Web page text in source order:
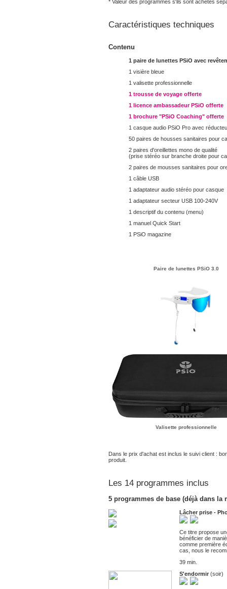
* Valeur des programmes s'ils sont achetés
Caractéristiques techniques
Contenu
1 paire de lunettes PSiO avec
1 visière bleue
1 valisette professionnelle
1 trousse de voyage offerte
1 licence ambassadeur PSiO offerte
1 brochure "PSiO Coaching" offerte
1 casque audio PSiO Pro avec
50 paires de housses sanitaires pour
2 paires d'oreillettes mono de qualité
(prise stéréo sur branche droite pour
2 paires de mousses sanitaires pour
1 câble USB
1 adaptateur audio stéréo pour casque
1 adaptateur secteur USB 100-240V
1 descriptif du contenu (menu)
1 manuel Quick Start
1 PSiO magazine
Paire de lunettes PSiO 3.0
Valisette professionnelle
Dans le prix d'achat est inclus le suivi client :
produit.
Les 14 programmes inclus
5 programmes de base (déjà dans la
Lâcher prise -
Ce titre propose
bénéficier de
comme première
cas, nous le
39 min.
S'endormir (soir)